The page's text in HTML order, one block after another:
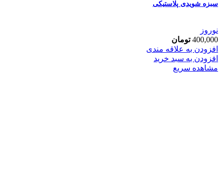
سبزه شویدی پلاستیکی
نوروز
400,000 تومان
افزودن به علاقه مندی
افزودن به سبد خرید
مشاهده سریع